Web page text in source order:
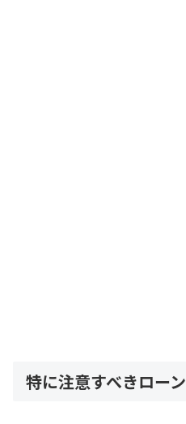
特に注意すべきローン